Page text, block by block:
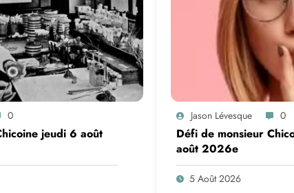
0
jeudi 6 août
Jason Lévesque 0
Défi de monsieur
août 2026e
5 Août 2026